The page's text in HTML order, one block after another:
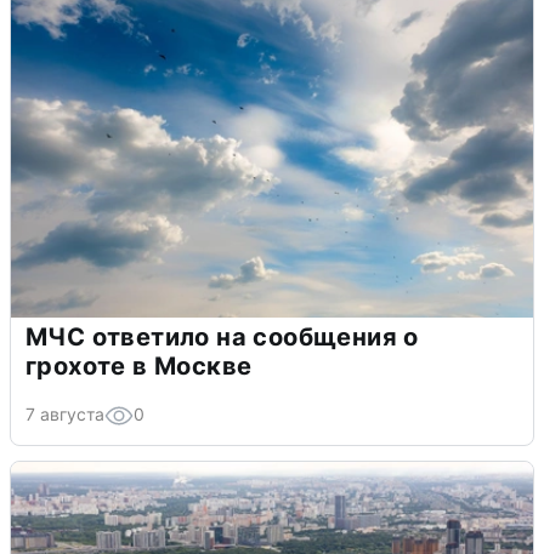
МЧС ответило на сообщения о
грохоте в Москве
7 августа 0